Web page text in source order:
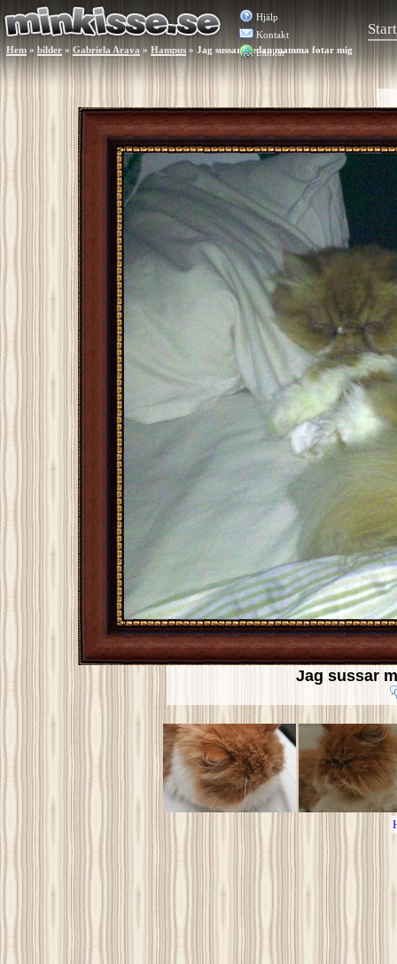
Hem » bilder » Gabriela Araya » Hampus » Jag sussar medan mamma fotar mig
Hjälp
Kontakt
Länkar
Start
Jag sussar